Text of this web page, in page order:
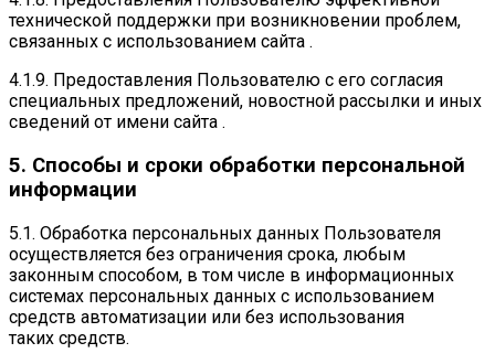
технической поддержки при возникновении проблем,
связанных с использованием сайта .
4.1.9. Предоставления Пользователю с его согласия
специальных предложений, новостной рассылки и иных
сведений от имени сайта .
5. Способы и сроки обработки персональной
информации
5.1. Обработка персональных данных Пользователя
осуществляется без ограничения срока, любым
законным способом, в том числе в информационных
системах персональных данных с использованием
средств автоматизации или без использования
таких средств.